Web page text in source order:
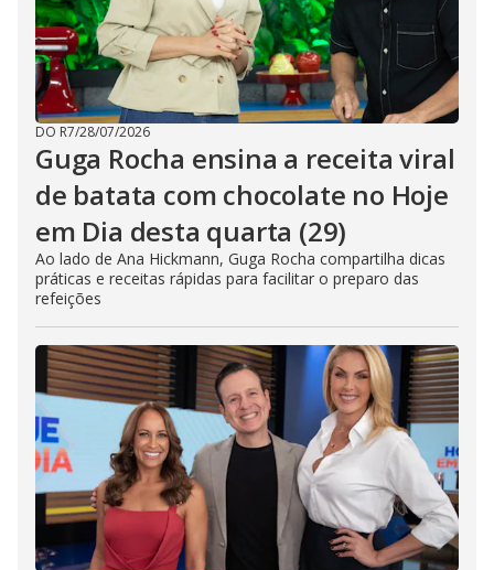
DO R7/28/07/2026
Guga Rocha ensina a receita viral
de batata com chocolate no Hoje
em Dia desta quarta (29)
Ao lado de Ana Hickmann, Guga Rocha compartilha dicas
práticas e receitas rápidas para facilitar o preparo das
refeições